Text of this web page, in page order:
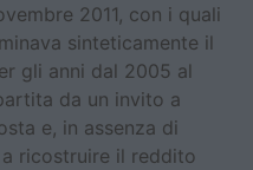
2011, con i quali
sinteticamente il
gli anni dal 2005 al
da un invito a
e, in assenza di
ricostruire il reddito